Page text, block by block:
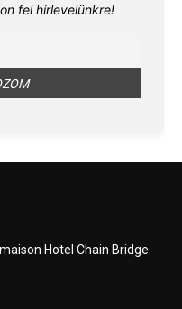
fel hírlevelünkre!
Hotel Chain Bridge